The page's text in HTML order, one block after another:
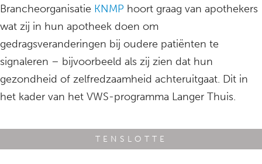
Brancheorganisatie KNMP hoort graag van apothekers
wat zij in hun apotheek doen om
gedragsveranderingen bij oudere patiënten te
signaleren – bijvoorbeeld als zij zien dat hun
gezondheid of zelfredzaamheid achteruitgaat. Dit in
het kader van het VWS-programma Langer Thuis.
TENSLOTTE